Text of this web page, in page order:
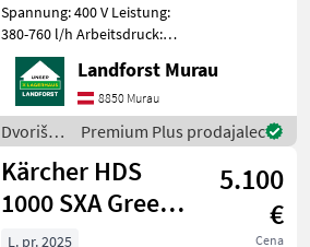
Spannung: 400 V Leistung:
380-760 l/h Arbeitsdruck:
30.18 bar
Hochdruckschlauch: 15 m
Temperatur: 60 Grad Um
Ihnen unnötige Wartezeiten
oder Wegstrecken zu
erspare
Landforst Murau
8850 Murau
Dvoriščna
mehanizacija
/
Kärcher
Premium Plus prodajalec
Kärcher HDS
1000 SXA Green
Line
5.100
€
Cena
L. pr. 2025